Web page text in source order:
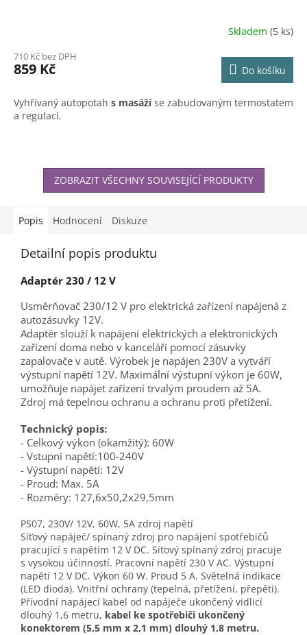
Skladem (5 ks)
710 Kč bez DPH
859 Kč Do košíku
Vyhřívaný autopotah s masážíse zabudovaným termostatem
a regulací.
ZOBRAZIT VŠECHNY SOUVISEJÍCÍ PRODUKTY
Popis Hodnocení Diskuze
Detailní popis produktu
Adaptér 230 / 12 V
Usměrňovač 230/12 V pro elektrická zařízení napájená z
autozásuvky 12V.
Adaptér slouží k napájení elektrických a elektronických
zařízení doma nebo v kanceláři pomocí zásuvky
zapalovače v autě. Výrobek je napájen 230V a vytváří
výstupní napětí 12V. Maximální výstupní výkon je 60W,
umožňuje napájet zařízení trvalým proudem až 5A.
Zdroj má tepelnou ochranu a ochranu proti přetížení.
Technický popis:
- Celkový výkon (okamžitý): 60W
- Vstupní napětí:100-240V
- Výstupní napětí: 12V
- Proud: Max. 5A
- Rozměry: 127,6x50,2x29,5mm
PS07, 230V/ 12V, 60W, 5A zdroj napětí
Síťový napáječ/ spínaný zdroj pro napájení spotřebičů
pracující s napětím 12 V DC. Síťový spínaný zdroj pracuje
s vysokou účinností. Pracovní napětí 230 V AC. Výstupní
napětí 12 V DC. Výkon 60 W. Proud 5 A. Světelná indikace
(LED dioda). Vnitřní ochrany (tepelná, přetížení, přepětí).
Přívodní napájecí kabel od napáječe ukončený vidlicí
dlouhý 1,6 metru, kabel ke spotřebiči ukončený
konektorem (5,5 mm x 2,1 mm) dlouhý 1,8 metru.